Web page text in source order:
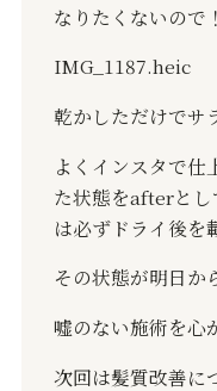
なりたくないので！
IMG_1187.heic
乾かしただけでサ
よくインスタで仕
た状態をafterとし
は必ずドライ後を
その状態が明日か
嘘のない施術を心
次回は髪質改善に